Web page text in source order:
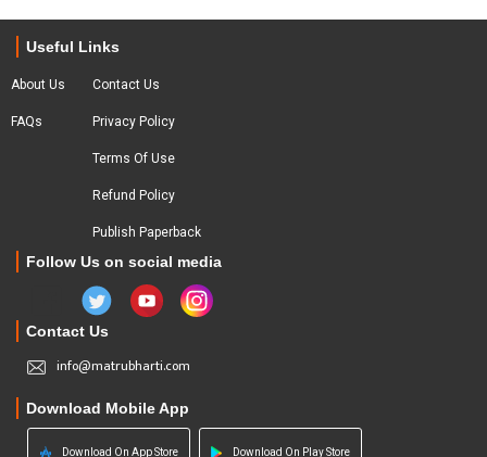
Useful Links
About Us
FAQs
Contact Us
Privacy Policy
Terms Of Use
Refund Policy
Publish Paperback
Follow Us on social media
Contact Us
info@matrubharti.com
Download Mobile App
Download On App Store Download On Play Store